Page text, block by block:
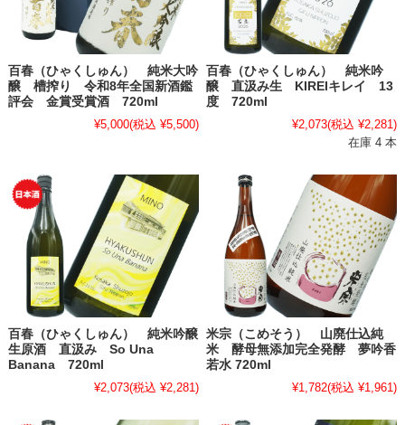
百春（ひゃくしゅん） 純米大吟
醸 槽搾り 令和8年全国新酒鑑
評会 金賞受賞酒 720ml
¥5,000(税込 ¥5,500)
百春（ひゃくしゅん） 純米吟
醸 直汲み生 KIREIキレイ 13
度 720ml
¥2,073(税込 ¥2,281)
在庫 4 本
百春（ひゃくしゅん） 純米吟醸
生原酒 直汲み So Una
Banana 720ml
¥2,073(税込 ¥2,281)
米宗（こめそう） 山廃仕込純
米 酵母無添加完全発酵 夢吟香
若水 720ml
¥1,782(税込 ¥1,961)